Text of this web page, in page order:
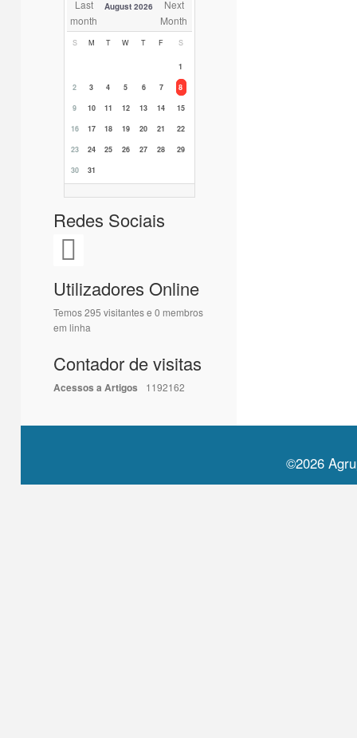
August 2026
S M T W T F S
1
2
3 4 5 6 7
8
9
10 11 12 13 14
15
16
17 18 19 20 21
22
23
24 25 26 27 28
29
30
31
Redes Sociais
Utilizadores Online
Temos 295 visitantes e 0 membros
em linha
Contador de visitas
Acessos a Artigos 1192162
©2026